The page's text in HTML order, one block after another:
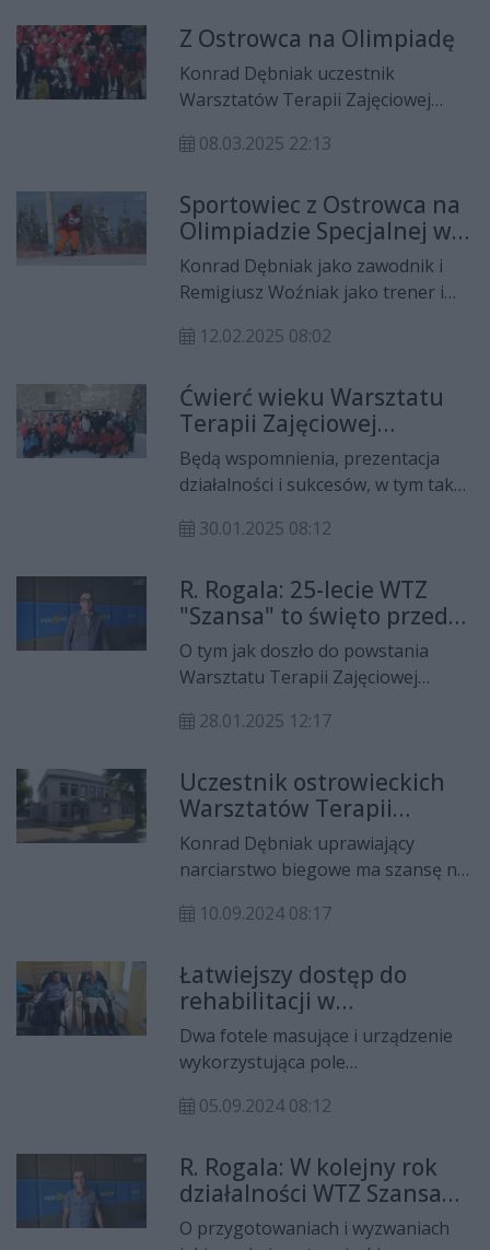
Z Ostrowca na Olimpiadę
Konrad Dębniak uczestnik
Warsztatów Terapii Zajęciowej
Remigiuszem Woźniakiem złożyli
Światowych Igrzysk Zimowych
Olimpiad Specjalnych w Turynie
ślubowanie olimpijskie.
08.03.2025 22:13
Sportowiec z Ostrowca na
Olimpiadzie Specjalnej w
Turynie
Konrad Dębniak jako zawodnik i
Remigiusz Woźniak jako trener i
kraj a przede wszystkim WTZ
Olimpiad Specjalnych.
12.02.2025 08:02
Ćwierć wieku Warsztatu
Terapii Zajęciowej
"Szansa"
Będą wspomnienia, prezentacja
działalności i sukcesów, w tym także
Warsztatu Terapii Zajęciowej
działalności.
30.01.2025 08:12
R. Rogala: 25-lecie WTZ
"Szansa" to święto przede
wszystkim uczestników
O tym jak doszło do powstania
Warsztatu Terapii Zajęciowej
placówkę, jaką rolę pełni oraz
niepełnosprawnościami, na antenie
Radia Rekord 100.9 FM mówi
Robert Rogala kierownik tej
instytucji.
28.01.2025 12:17
Uczestnik ostrowieckich
Warsztatów Terapii
Zajęciowych ma szansę na
wyjazd na zimową
Konrad Dębniak uprawiający
narciarstwo biegowe ma szansę na
Igrzyska Olimpiad Specjalnych –
10.09.2024 08:17
Łatwiejszy dostęp do
rehabilitacji w
ostrowieckich WTZ
"Szansa"
Dwa fotele masujące i urządzenie
wykorzystująca pole
tkanek zakupiły Warsztaty Terapii
05.09.2024 08:12
R. Rogala: W kolejny rok
działalności WTZ Szansa
wkraczamy z obawami
O przygotowaniach i wyzwaniach